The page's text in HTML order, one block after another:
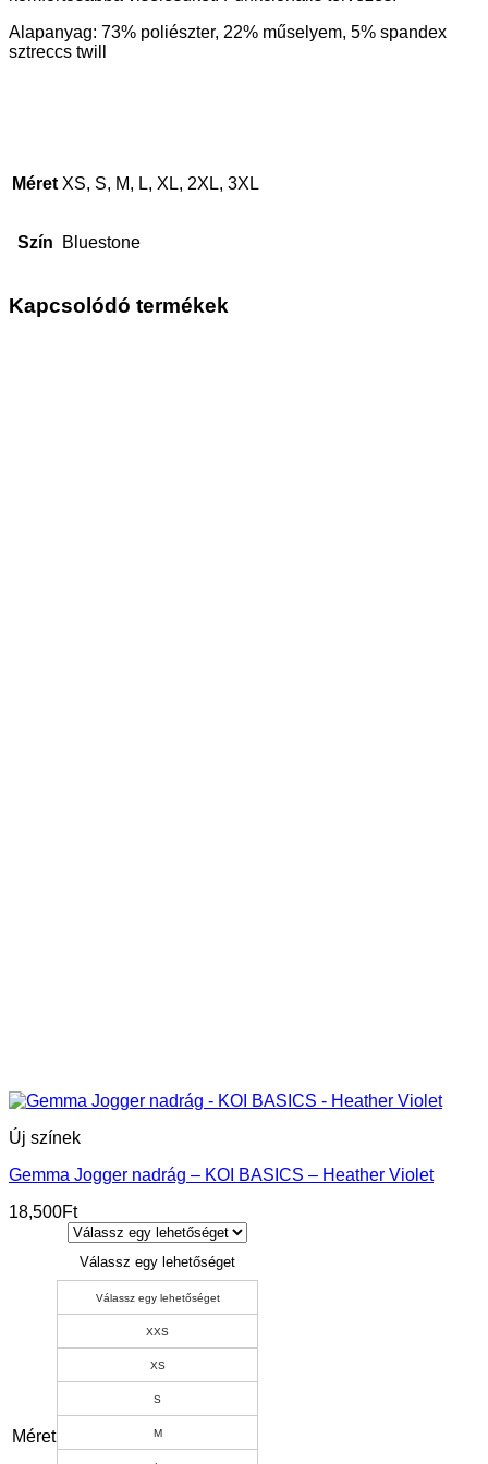
Alapanyag: 73% poliészter, 22% műselyem, 5% spandex
sztreccs twill
Méret XS, S, M, L, XL, 2XL, 3XL
Szín Bluestone
Kapcsolódó termékek
Új színek
Gemma Jogger nadrág – KOI BASICS – Heather Violet
18,500Ft
Méret
Válassz egy lehetőséget
Válassz egy lehetőséget
XXS
XS
S
M